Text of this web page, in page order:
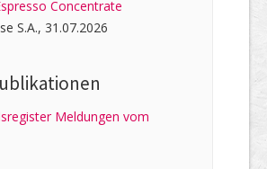
Concentrate
S.A., 31.07.2026
Meldungen vom